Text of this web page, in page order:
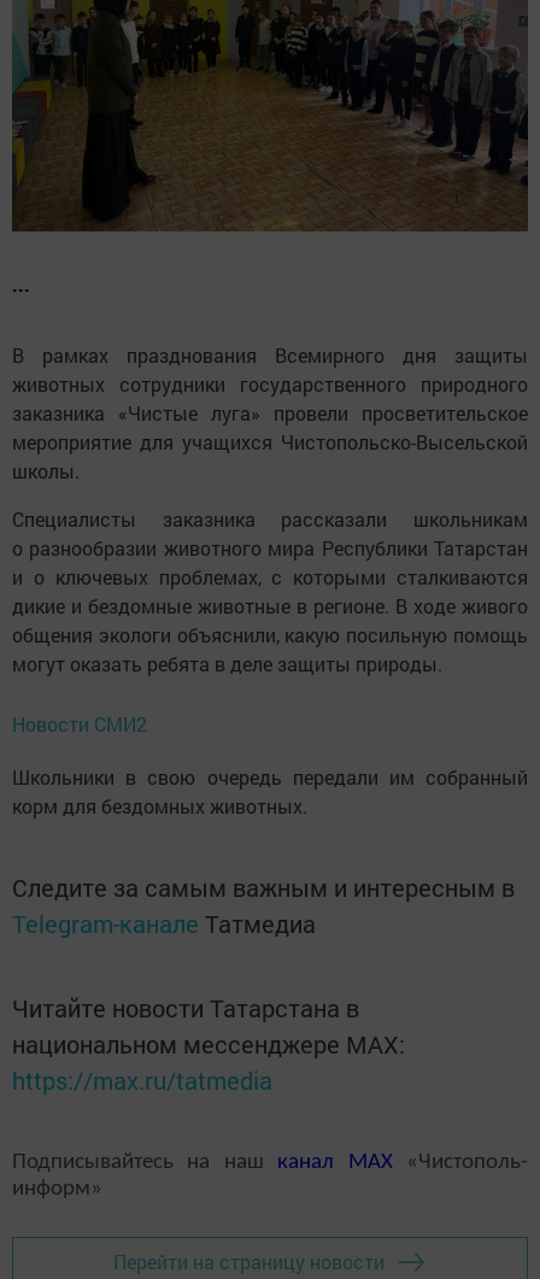
...
В рамках празднования Всемирного дня защиты
животных сотрудники государственного природного
заказника «Чистые луга» провели просветительское
мероприятие для учащихся Чистопольско-Высельской
школы.
Специалисты заказника рассказали школьникам
о разнообразии животного мира Республики Татарстан
и о ключевых проблемах, с которыми сталкиваются
дикие и бездомные животные в регионе. В ходе живого
общения экологи объяснили, какую посильную помощь
могут оказать ребята в деле защиты природы.
Новости СМИ2
Школьники в свою очередь передали им собранный
корм для бездомных животных.
Следите за самым важным и интересным в
Telegram-канале Татмедиа
Читайте новости Татарстана в
национальном мессенджере MАХ:
https://max.ru/tatmedia
Подписывайтесь на наш канал MAX«Чистополь-
информ»
Перейти на страницу новости